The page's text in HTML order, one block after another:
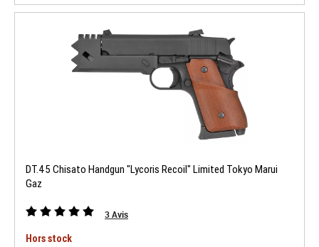
DT.45 Chisato Handgun "Lycoris Recoil" Limited Tokyo Marui
Gaz
3Avis
Hors stock